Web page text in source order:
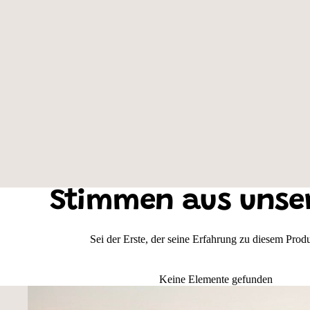
Farbe der Weste: Neongelb, Motivauswahl: Malinois
Stimmen aus
Sei der Erste, der seine Erfahrung zu diesem
Keine Elemente gefunden